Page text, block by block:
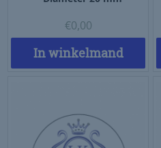
€0,00
In winkelmand